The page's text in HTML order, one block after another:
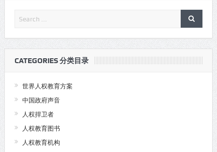
CATEGORIES 分类目录
世界人权教育方案
中国政府声音
人权捍卫者
人权教育图书
人权教育机构